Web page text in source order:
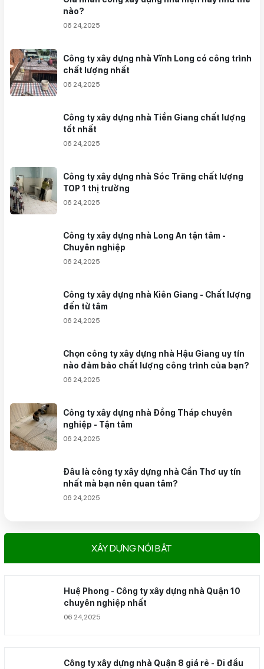
nào?
06 24,2025
Công ty xây dựng nhà Vĩnh Long có công trình
chất lượng nhất
06 24,2025
Công ty xây dựng nhà Tiền Giang chất lượng
tốt nhất
06 24,2025
Công ty xây dựng nhà Sóc Trăng chất lượng
TOP 1 thị trường
06 24,2025
Công ty xây dựng nhà Long An tận tâm -
Chuyên nghiệp
06 24,2025
Công ty xây dựng nhà Kiên Giang - Chất lượng
đến từ tâm
06 24,2025
Chọn công ty xây dựng nhà Hậu Giang uy tín
nào đảm bảo chất lượng công trình của bạn?
06 24,2025
Công ty xây dựng nhà Đồng Tháp chuyên
nghiệp - Tận tâm
06 24,2025
Đâu là công ty xây dựng nhà Cần Thơ uy tín
nhất mà bạn nên quan tâm?
06 24,2025
XÂY DỰNG NỔI BẬT
Huệ Phong - Công ty xây dựng nhà Quận 10
chuyên nghiệp nhất
06 24,2025
Công ty xây dựng nhà Quận 8 giá rẻ - Đi đầu